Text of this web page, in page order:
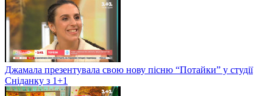
Джамала презентувала свою нову пісню “Потайки” у студії
Сніданку з 1+1